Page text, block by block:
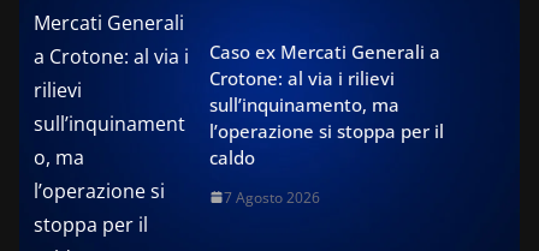
Caso ex Mercati Generali a
Crotone: al via i rilievi
sull’inquinamento, ma
l’operazione si stoppa per il
caldo
7 Agosto 2026